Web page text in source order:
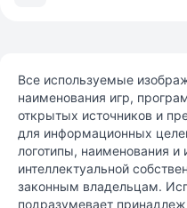
Все используемые
наименования игр,
открытых источников и
для информационных
логотипы, наименования и
интеллектуальной
законным владельцам.
подразумевает